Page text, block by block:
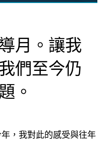
月。讓我
們至今仍
。
年，我對此的感受與往年